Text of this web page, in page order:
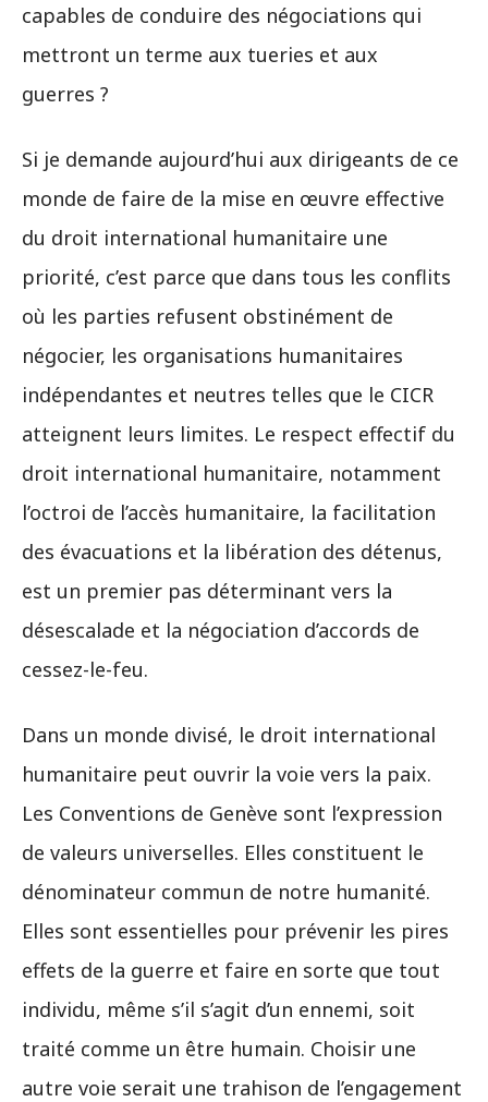
capables de conduire des négociations qui
mettront un terme aux tueries et aux
guerres ?
Si je demande aujourd’hui aux dirigeants de ce
monde de faire de la mise en œuvre effective
du droit international humanitaire une
priorité, c’est parce que dans tous les conflits
où les parties refusent obstinément de
négocier, les organisations humanitaires
indépendantes et neutres telles que le CICR
atteignent leurs limites. Le respect effectif du
droit international humanitaire, notamment
l’octroi de l’accès humanitaire, la facilitation
des évacuations et la libération des détenus,
est un premier pas déterminant vers la
désescalade et la négociation d’accords de
cessez-le-feu.
Dans un monde divisé, le droit international
humanitaire peut ouvrir la voie vers la paix.
Les Conventions de Genève sont l’expression
de valeurs universelles. Elles constituent le
dénominateur commun de notre humanité.
Elles sont essentielles pour prévenir les pires
effets de la guerre et faire en sorte que tout
individu, même s’il s’agit d’un ennemi, soit
traité comme un être humain. Choisir une
autre voie serait une trahison de l’engagement